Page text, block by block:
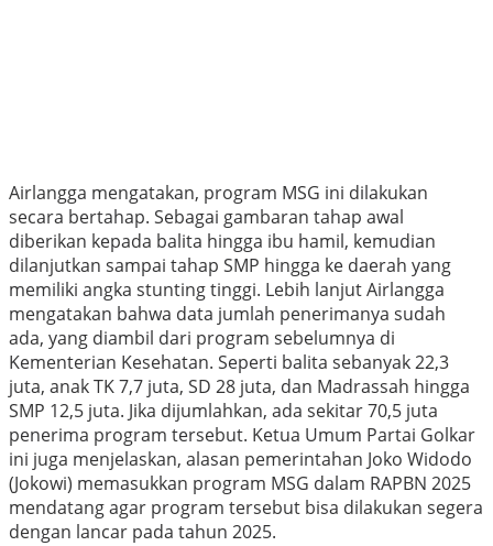
Airlangga mengatakan, program MSG ini dilakukan
secara bertahap. Sebagai gambaran tahap awal
diberikan kepada balita hingga ibu hamil, kemudian
dilanjutkan sampai tahap SMP hingga ke daerah yang
memiliki angka stunting tinggi. Lebih lanjut Airlangga
mengatakan bahwa data jumlah penerimanya sudah
ada, yang diambil dari program sebelumnya di
Kementerian Kesehatan. Seperti balita sebanyak 22,3
juta, anak TK 7,7 juta, SD 28 juta, dan Madrassah hingga
SMP 12,5 juta. Jika dijumlahkan, ada sekitar 70,5 juta
penerima program tersebut. Ketua Umum Partai Golkar
ini juga menjelaskan, alasan pemerintahan Joko Widodo
(Jokowi) memasukkan program MSG dalam RAPBN 2025
mendatang agar program tersebut bisa dilakukan segera
dengan lancar pada tahun 2025.